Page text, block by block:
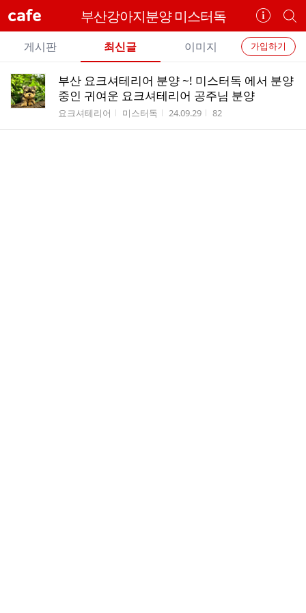
cafe 부산강아지분양 미스터독
카
페
정
보
기
개
별
카
페
검
색
카
페
메
가입하기
게시판 최신글 이미지
전
체
글
부산 요크셔테리어 분양 ~! 미스터독 에서 분양
중인 귀여운 요크셔테리어 공주님 분양
게시판명
요크셔테리어 작성자
미스터독 작성시간
24.09.29 조회수
82